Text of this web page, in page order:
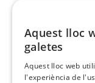
Aquest lloc
galetes
Aquest lloc web
l'experiència de